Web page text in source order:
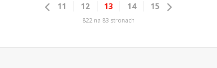
11 12 13 14 15
822 na 83 stronach